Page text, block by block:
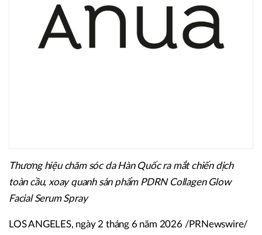
Thương hiệu chăm sóc da Hàn Quốc ra mắt chiến dịch
toàn cầu, xoay quanh sản phẩm PDRN Collagen Glow
Facial Serum Spray
LOS ANGELES, ngày 2 tháng 6 năm 2026 /PRNewswire/